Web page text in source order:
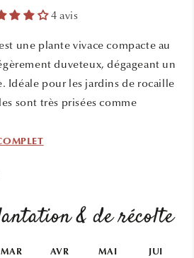
4 avis
une plante vivace compacte au
duveteux, dégageant un
Idéale pour les jardins de rocaille
sont très prisées comme
& de récolte
MAR AVR MAI JUI